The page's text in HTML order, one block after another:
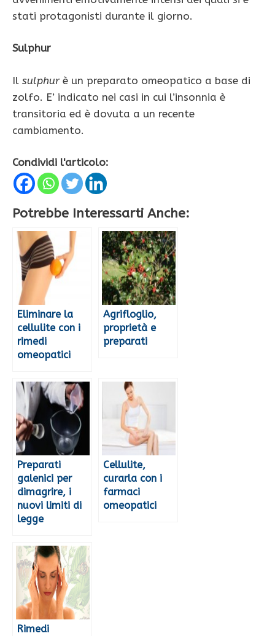
stati protagonisti durante il giorno.
Sulphur
Il sulphurè un preparato omeopatico a base di
zolfo. E’ indicato nei casi in cui l’insonnia è
transitoria ed è dovuta a un recente
cambiamento.
Condividi l'articolo:
Potrebbe Interessarti Anche:
Eliminare la
cellulite con i
rimedi
omeopatici
Agrifloglio,
proprietà e
preparati
Preparati
galenici per
dimagrire, i
nuovi limiti di
legge
Cellulite,
curarla con i
farmaci
omeopatici
Rimedi